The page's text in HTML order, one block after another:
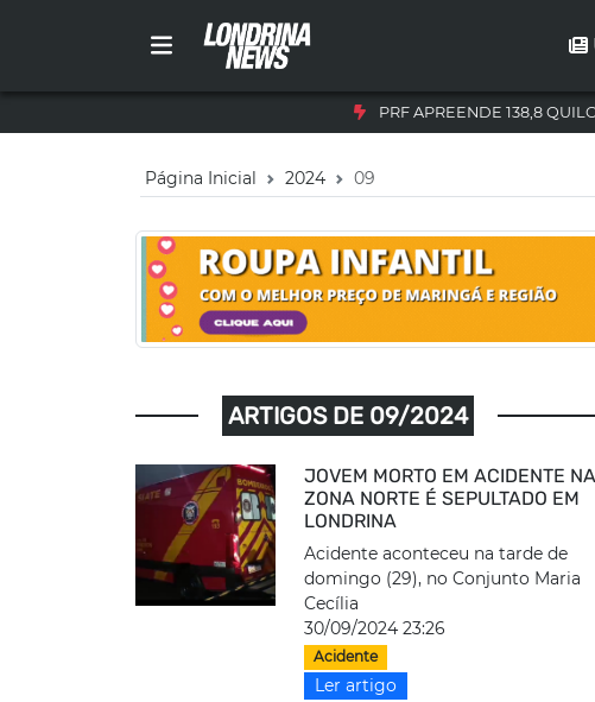
PRF APREENDE 138,8
Página Inicial 2024 09
ARTIGOS DE 09/2024
JOVEM MORTO EM ACIDENTE NA
ZONA NORTE É SEPULTADO EM
LONDRINA
Acidente aconteceu na tarde de
domingo (29), no Conjunto Maria
Cecília
30/09/2024 23:26
Acidente
Ler artigo